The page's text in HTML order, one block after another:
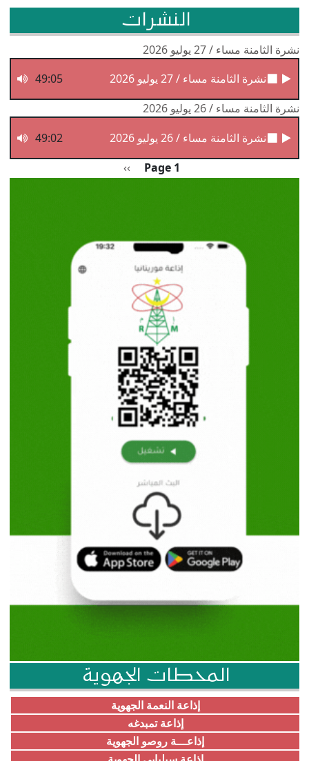
النشرات
نشرة الثامنة مساء / 27 يوليو 2026
نشرة الثامنة مساء / 27 يوليو 2026
49:05
نشرة الثامنة مساء / 26 يوليو 2026
نشرة الثامنة مساء / 26 يوليو 2026
49:02
Page 1 الصفحة التالية
››
المحطات الجهوية
إذاعة النعمة الجهوية
إذاعة تمبدغه
إذاعـــة روصو الجهوية